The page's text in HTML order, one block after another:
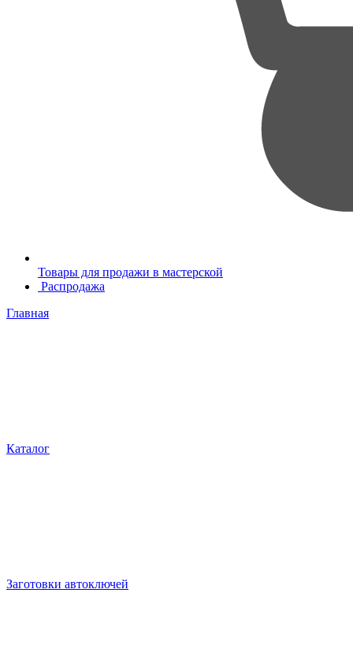
Товары для продажи в мастерской
Распродажа
Главная
Каталог
Заготовки автоключей